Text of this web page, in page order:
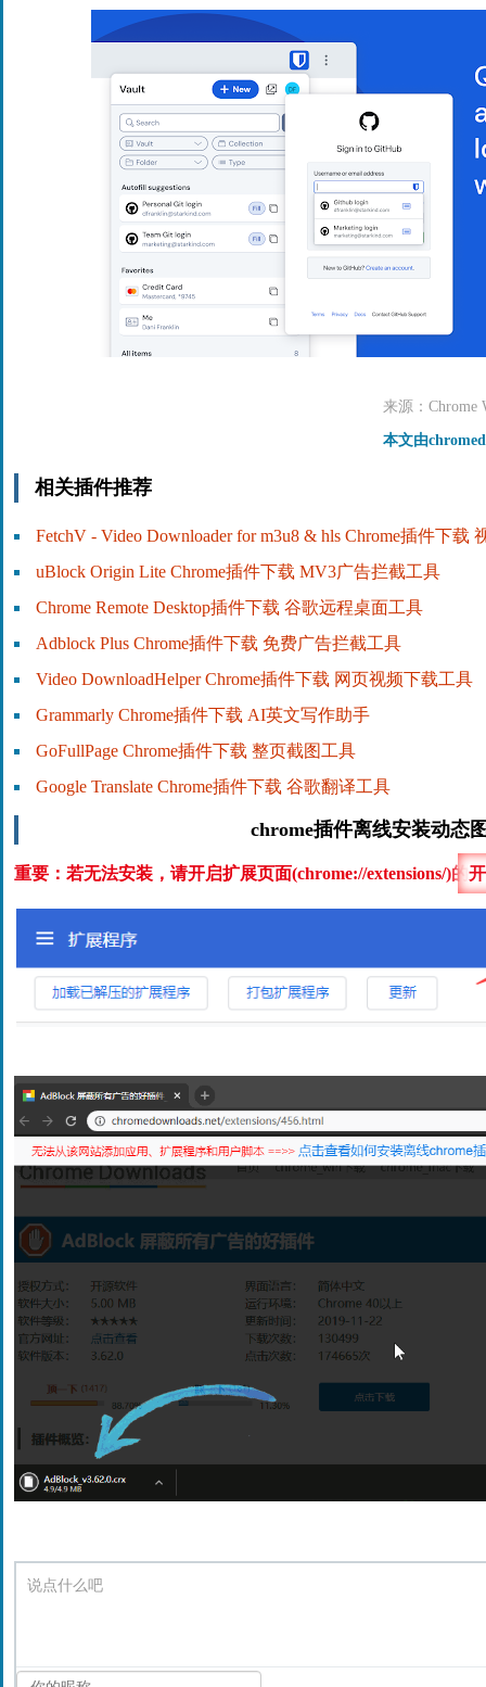
来源：Chrome
本文由
相关插件推荐
FetchV - Video Downloader for m3u8 & hls Chrome插件下载
uBlock Origin Lite Chrome插件下载 MV3广告拦截工具
Chrome Remote Desktop插件下载 谷歌远程桌面工具
Adblock Plus Chrome插件下载 免费广告拦截工具
Video DownloadHelper Chrome插件下载 网页视频下载工具
Grammarly Chrome插件下载 AI英文写作助手
GoFullPage Chrome插件下载 整页截图工具
Google Translate Chrome插件下载 谷歌翻译工具
chrome插件离线安装动态
重要：若无法安装，请开启扩展页面(chrome://extensions/)的
说点什么吧